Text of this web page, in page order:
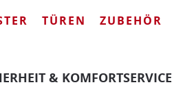
TÜREN ZUBEHÖR
& KOMFORTSERVICE